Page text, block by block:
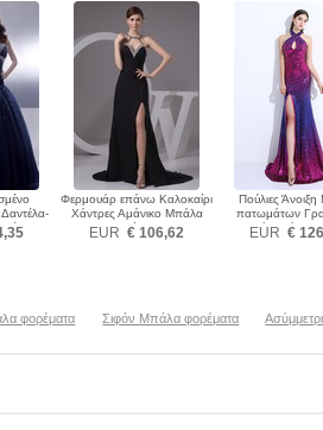
Φερμουάρ επάνω Καλοκαίρι
Χάντρες Αμάνικο Μπάλα
φορέματα
EUR € 106,62
Πούλιες
πατωμάτων
Φυσικό Μπάλα
EUR €
φορέματα Σιφόν Μπάλα φορέματα